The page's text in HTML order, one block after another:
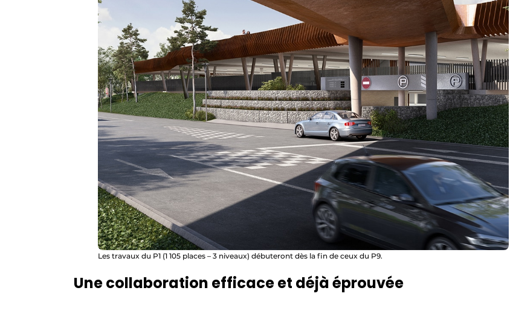
Les travaux du P1 (1 105 places – 3 niveaux) débuteront dès la fin de ceux du P9.
Une collaboration efficace et déjà éprouvée